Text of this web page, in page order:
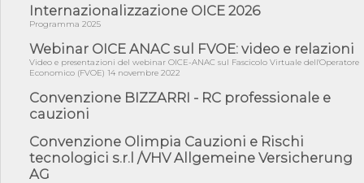
con ...
06/08/26 - DL PA approvato in Cdm: contributi per
riqualificazione sism...
06/08/26 - CdM: approvato il d.lgs. di adeguamento all’AI Act in
mate...
06/08/26 - DDL delegazione europea in Cdm per recepimento
norme UE in m...
05/08/26 - DL Infrastrutture e PNRR è legge: approvata oggi la
fiducia...
05/08/26 - Focus OICE sul DDL di riforma della responsabilità
Internazionalizzazione OICE 2026
Programma 2025
Webinar OICE ANAC sul FVOE: video e relazioni
Video e presentazioni del webinar OICE-ANAC sul Fascicolo Virtuale dell'Operatore
Economico (FVOE) 14 novembre 2022
Convenzione BIZZARRI - RC professionale e
cauzioni
Convenzione Olimpia Cauzioni e Rischi
tecnologici s.r.l /VHV Allgemeine Versicherung
AG